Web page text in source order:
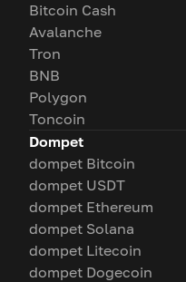
Bitcoin Cash
Avalanche
Tron
BNB
Polygon
Toncoin
Dompet
dompet Bitcoin
dompet USDT
dompet Ethereum
dompet Solana
dompet Litecoin
dompet Dogecoin